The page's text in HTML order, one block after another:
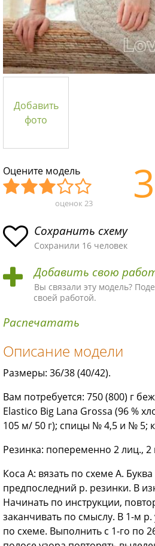
Добавить
фото
Оцените модель
асн
ая
ма
пло
хая
ма
ыч
ная
ма
Хор
ая
ма
Отл
ая
ма!
оценок 23 3
Сохранить схему
Сохранили 16 человек
Добавить свою
Вы связали эту модель?
своей работой.
Распечатать
Описание модели
Размеры: 36/38 (40/42).
Вам потребуется: 750 (800) г
Elastico Big Lana Grossa (96 %
105 м/ 50 г); спицы № 4,5 и № 5;
Резинка: попеременно 2 лиц., 2
Коса А: вязать по схеме А.
предпоследний р. резинки. В
Начинать по инструкции,
заканчивать по смыслу. В 1-м р.
по схеме. Выполнить с 1-го по